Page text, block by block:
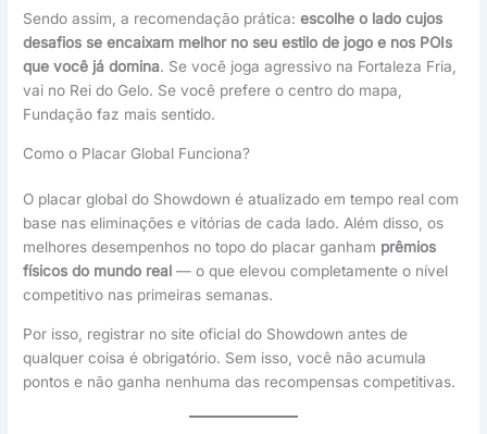
Sendo assim, a recomendação prática:escolhe o lado cujos
desafios se encaixam melhor no seu estilo de jogo e nos POIs
que você já domina. Se você joga agressivo na Fortaleza Fria,
vai no Rei do Gelo. Se você prefere o centro do mapa,
Fundação faz mais sentido.
Como o Placar Global Funciona?
O placar global do Showdown é atualizado em tempo real com
base nas eliminações e vitórias de cada lado. Além disso, os
melhores desempenhos no topo do placar ganham prêmios
físicos do mundo real — o que elevou completamente o nível
competitivo nas primeiras semanas.
Por isso, registrar no site oficial do Showdown antes de
qualquer coisa é obrigatório. Sem isso, você não acumula
pontos e não ganha nenhuma das recompensas competitivas.